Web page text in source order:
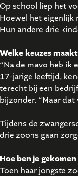
Op school liep het
Hoewel het eigenlijk
Hun andere drie
Welke keuzes
“Na de mavo heb ik
17-jarige leeftijd,
terecht bij een
bijzonder. “Maar
Tijdens de
drie zoons gaan
Hoe ben je
Toen haar jongste